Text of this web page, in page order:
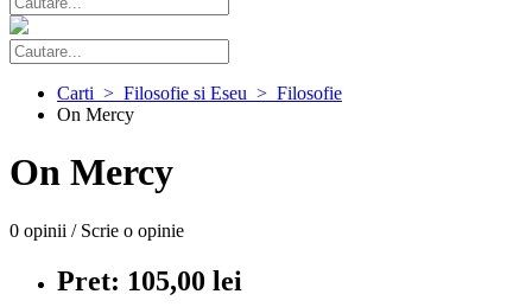
Carti > Filosofie si Eseu > Filosofie
On Mercy
On Mercy
0 opinii / Scrie o opinie
Pret: 105,00 lei